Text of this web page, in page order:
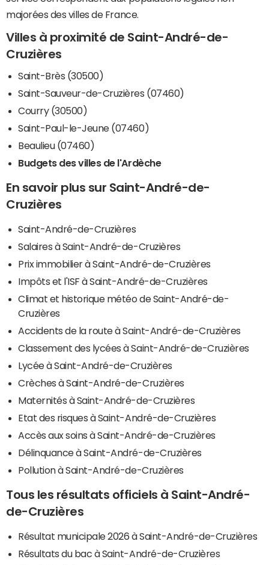
majorées des villes de France.
Villes à proximité de Saint-André-de-
Cruzières
Saint-Brès (30500)
Saint-Sauveur-de-Cruzières (07460)
Courry (30500)
Saint-Paul-le-Jeune (07460)
Beaulieu (07460)
Budgets des villes de l'Ardèche
En savoir plus sur Saint-André-de-
Cruzières
Saint-André-de-Cruzières
Salaires à Saint-André-de-Cruzières
Prix immobilier à Saint-André-de-Cruzières
Impôts et l'ISF à Saint-André-de-Cruzières
Climat et historique météo de Saint-André-de-
Cruzières
Accidents de la route à Saint-André-de-Cruzières
Classement des lycées à Saint-André-de-Cruzières
Lycée à Saint-André-de-Cruzières
Crèches à Saint-André-de-Cruzières
Maternités à Saint-André-de-Cruzières
Etat des risques à Saint-André-de-Cruzières
Accès aux soins à Saint-André-de-Cruzières
Délinquance à Saint-André-de-Cruzières
Pollution à Saint-André-de-Cruzières
Tous les résultats officiels à Saint-André-
de-Cruzières
Résultat municipale 2026 à Saint-André-de-Cruzières
Résultats du bac à Saint-André-de-Cruzières